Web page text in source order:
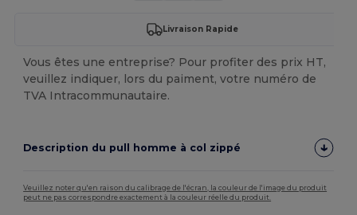
Livraison Rapide
Vous êtes une entreprise? Pour profiter des prix HT,
veuillez indiquer, lors du paiment, votre numéro de
TVA Intracommunautaire.
Description du pull homme à col zippé
Veuillez noter qu'en raison du calibrage de l'écran, la couleur de l'image du produit
peut ne pas correspondre exactement à la couleur réelle du produit.